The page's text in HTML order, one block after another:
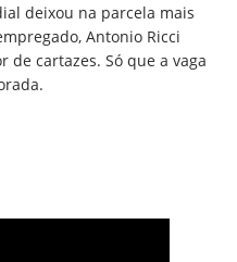
deixou na parcela mais
Antonio Ricci
de cartazes. Só que a vaga